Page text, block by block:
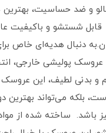
و ضد حساسیت، بهترین
شستشو و باکیفیت
دنبال هدیه‌ای خاص
پولیشی خارجی،
و بدنی لطیف، این عروسک
بلکه می‌تواند
باشد. ساخته شده از